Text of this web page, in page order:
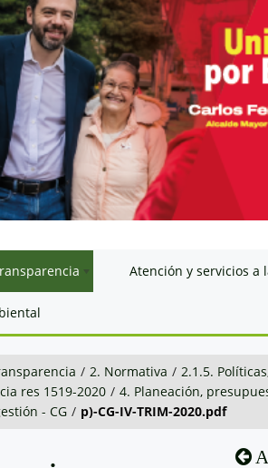
Atención y servicios a
/ 2. Normativa / 2.1.5.
res 1519-2020 / 4. Planeación,
- CG / p)-CG-IV-TRIM-2020.pdf